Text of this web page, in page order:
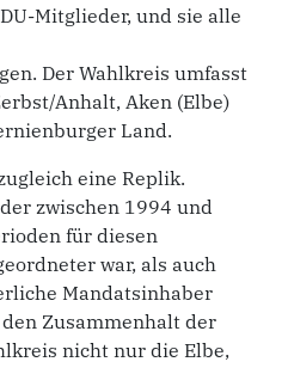
Mitglieder, und sie alle
Der Wahlkreis umfasst
Anhalt, Aken (Elbe)
Land.
eine Replik.
zwischen 1994 und
für diesen
war, als auch
Mandatsinhaber
Zusammenhalt der
nicht nur die Elbe,